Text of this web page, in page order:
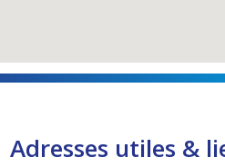
Adresses utiles &